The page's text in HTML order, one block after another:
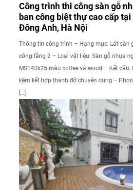
Công trình thi công sàn gỗ
ban công biệt thự cao cấp tại
Đông Anh, Hà Nội
Thông tin công trình – Hạng mục: Lát sàn
công tầng 2 – Loại vật liệu: Sàn gỗ nhựa
MS140k25 màu coffee và wood – Kết cấu:
kẽm kết hợp thanh đỡ chuyên dụng –
[…]